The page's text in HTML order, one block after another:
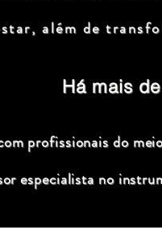
além de
Há mais
profissionais do
especialista no